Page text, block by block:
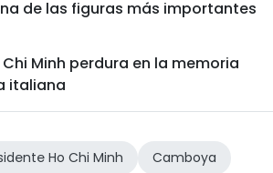
de las figuras más importantes
Minh perdura en la memoria
italiana
Ho Chi Minh Camboya